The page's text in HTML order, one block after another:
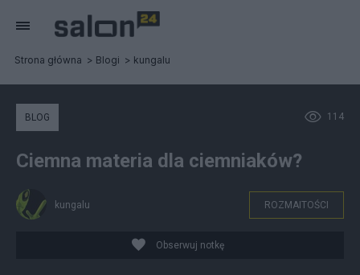
Strona główna Blogi kungalu
114
BLOG
Ciemna materia dla ciemniaków?
kungalu ROZMAITOŚCI
Obserwuj notkę